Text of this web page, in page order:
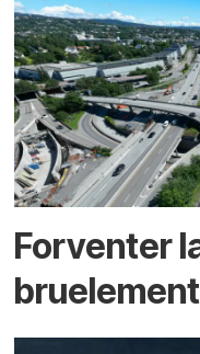
Forventer